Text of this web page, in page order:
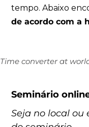
tempo. Abaixo
de acordo com a
Time converterat
Seminário
Seja no local ou